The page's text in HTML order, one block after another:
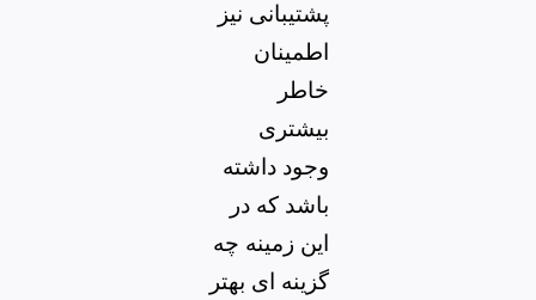
پشتیبانی نیز
اطمینان
خاطر
بیشتری
وجود داشته
باشد که در
این زمینه چه
گزینه ای بهتر